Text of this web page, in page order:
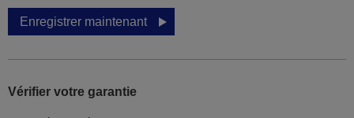
Enregistrer maintenant
Vérifier votre garantie